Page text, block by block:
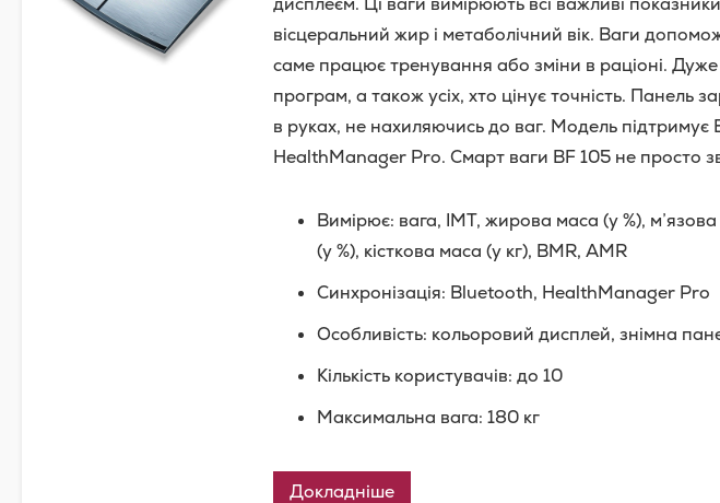
вісцеральний жир і метаболічний вік. Ваги
саме працює тренування або зміни в раціоні. Дуже
програм, а також усіх, хто цінує точність. Панель
в руках, не нахиляючись до ваг. Модель
HealthManager Pro. Смарт ваги BF 105 не просто
Вимірює: вага, ІМТ, жирова маса (у %),
(у %), кісткова маса (у кг), BMR, AMR
Синхронізація: Bluetooth, HealthManager Pro
Особливість: кольоровий дисплей, знімна
Кількість користувачів: до 10
Максимальна вага: 180 кг
Докладніше